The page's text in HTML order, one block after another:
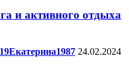
и активного отдыха
19Екатерина1987 24.02.2024